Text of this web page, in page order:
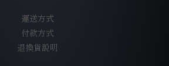
運送方式
付款方式
退換貨說明